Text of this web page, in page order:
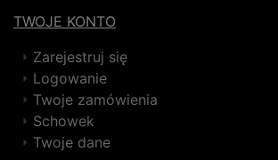
TWOJE KONTO
Zarejestruj się
Logowanie
Twoje zamówienia
Schowek
Twoje dane